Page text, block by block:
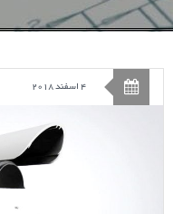
4 اسفند 2018